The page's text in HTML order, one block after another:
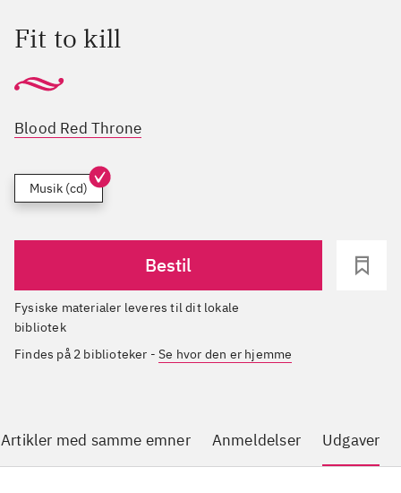
Fit to kill
Blood Red Throne
Musik (cd)
Bestil
Fysiske materialer leveres til dit lokale
bibliotek
Findes på 2 biblioteker -Se hvor den er hjemme
Artikler med samme emner Anmeldelser Udgaver